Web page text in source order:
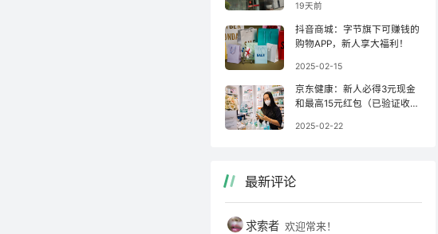
19天前
抖音商城：字节旗下可赚钱的
购物APP，新人享大福利！
2025-02-15
京东健康：新人必得3元现金
和最高15元红包（已验证收
2025-02-22
最新评论
求索者 欢迎常来！